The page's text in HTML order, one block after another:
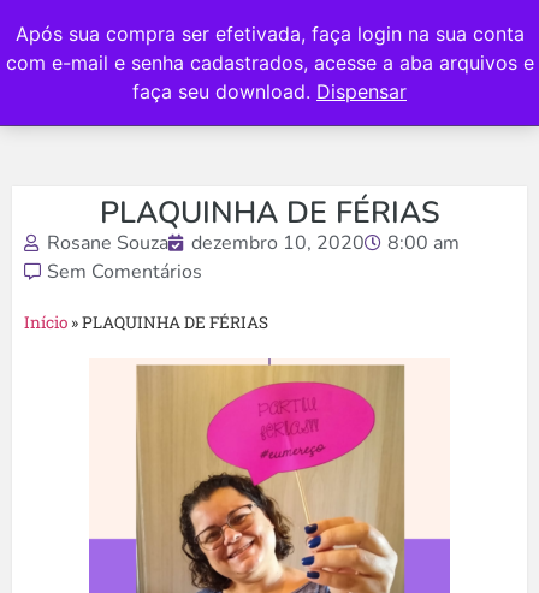
Após sua compra ser efetivada, faça login na sua conta
com e-mail e senha cadastrados, acesse a aba arquivos e
faça seu download. Dispensar
PLAQUINHA DE FÉRIAS
Rosane Souza dezembro 10, 2020
8:00 am
Sem Comentários
Início »PLAQUINHA DE FÉRIAS